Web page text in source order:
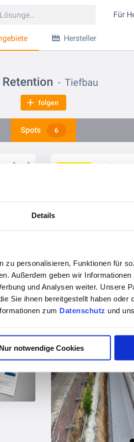
Details
zu personalisieren, Funktionen für
Außerdem geben wir
und Analysen weiter. Unsere
Sie ihnen bereitgestellt haben oder
zum Datenschutz und
Nur notwendige Cookies
Für
Hersteller
Retention Tiefbau
folgen
Spots 6
vor 2 Jahren
vor 3 Jahren
Den Klimawandel
Das Nachschlagewerk für eine wassersensible Stadtplanung - holen Sie sich das Handbuch Regenwassermanagement